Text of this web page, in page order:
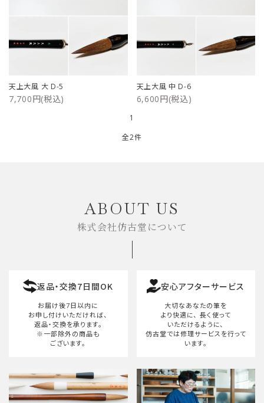
私たちについて
プライバシーポリシー
天上大風 大 D-5
7,700円(税込)
天上大風 中 D-6
6,600円(税込)
1
全2件
検索する
ABOUT US
株式会社仿古堂について
返品・交換7日間OK
お届け後7日以内に
お申し付けいただければ、
返品・交換を承ります。
※一部除外の商品も
ございます。
安心アフターサービス
大切なあなたの筆を
より快適に、 長く使って
いただけるように、
仿古堂では修理サービスを行って
います。